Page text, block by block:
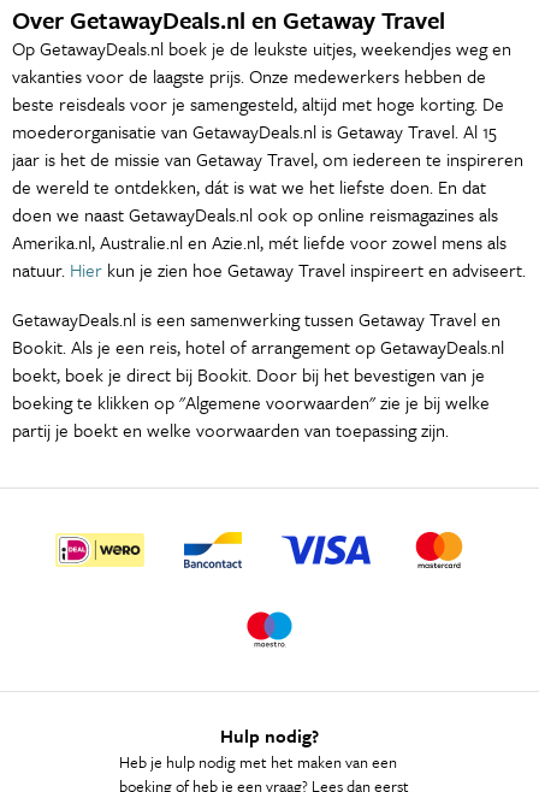
Over GetawayDeals.nl en Getaway Travel
Op GetawayDeals.nl boek je de leukste uitjes, weekendjes weg en
vakanties voor de laagste prijs. Onze medewerkers hebben de
beste reisdeals voor je samengesteld, altijd met hoge korting. De
moederorganisatie van GetawayDeals.nl is Getaway Travel. Al 15
jaar is het de missie van Getaway Travel, om iedereen te inspireren
de wereld te ontdekken, dát is wat we het liefste doen. En dat
doen we naast GetawayDeals.nl ook op online reismagazines als
Amerika.nl, Australie.nl en Azie.nl, mét liefde voor zowel mens als
natuur. Hier kun je zien hoe Getaway Travel inspireert en adviseert.
GetawayDeals.nl is een samenwerking tussen Getaway Travel en
Bookit. Als je een reis, hotel of arrangement op GetawayDeals.nl
boekt, boek je direct bij Bookit. Door bij het bevestigen van je
boeking te klikken op "Algemene voorwaarden" zie je bij welke
partij je boekt en welke voorwaarden van toepassing zijn.
Hulp nodig?
Heb je hulp nodig met het maken van een
boeking of heb je een vraag? Lees dan eerst